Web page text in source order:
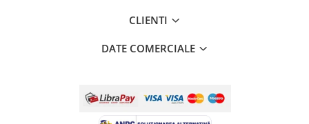
CLIENTI
DATE COMERCIALE